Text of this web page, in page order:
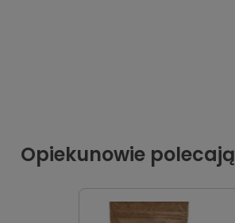
Opiekunowie polecają